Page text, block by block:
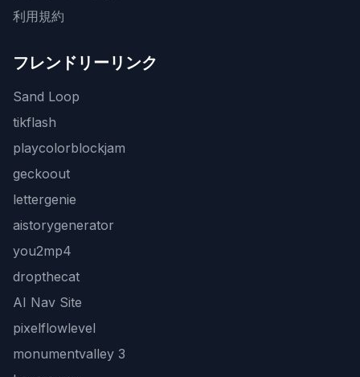
利用規約
フレンドリーリンク
Sand Loop
tikflash
playcolorblockjam
geckoout
lettergenie
aistorygenerator
you2mp4
dropthecat
AI Nav Site
pixelflowlevel
monumentvalley 3